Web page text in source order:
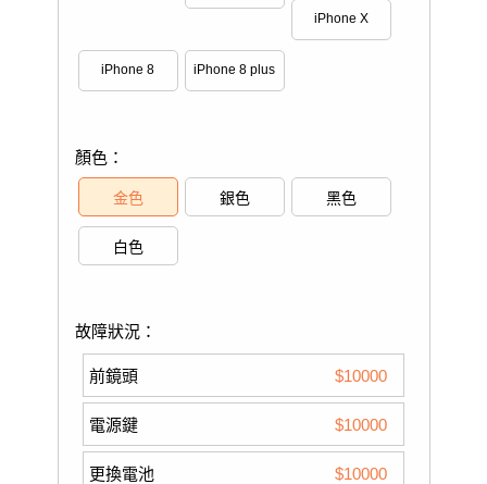
iPhone X
iPhone 8 iPhone 8 plus
顏色：
金色 銀色 黑色
白色
故障狀況：
前鏡頭 $10000
電源鍵 $10000
更換電池 $10000